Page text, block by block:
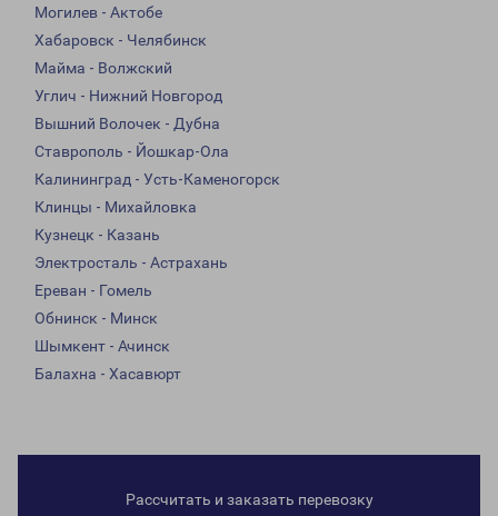
Могилев - Актобе
Хабаровск - Челябинск
Майма - Волжский
Углич - Нижний Новгород
Вышний Волочек - Дубна
Ставрополь - Йошкар-Ола
Калининград - Усть-Каменогорск
Клинцы - Михайловка
Кузнецк - Казань
Электросталь - Астрахань
Ереван - Гомель
Обнинск - Минск
Шымкент - Ачинск
Балахна - Хасавюрт
Рассчитать и заказать перевозку